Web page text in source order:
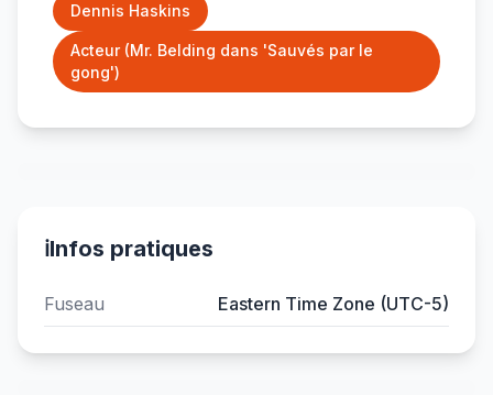
Dennis Haskins
Acteur (Mr. Belding dans 'Sauvés par le
gong')
ℹ️Infos pratiques
Fuseau Eastern Time Zone (UTC-5)